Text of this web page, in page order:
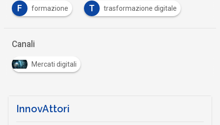
F formazione T trasformazione digitale
Canali
Mercati digitali
InnovAttori